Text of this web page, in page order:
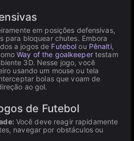
em posições defensivas,
para bloquear chutes. Embora
a jogos de Futebol ou Pênalti,
Way of the goalkeepertestam
3D. Nesse jogo, você
usando um mouse ou tela
bolas que voam de
ao gol.
de Futebol
Você deve reagir rapidamente
navegar por obstáculos ou